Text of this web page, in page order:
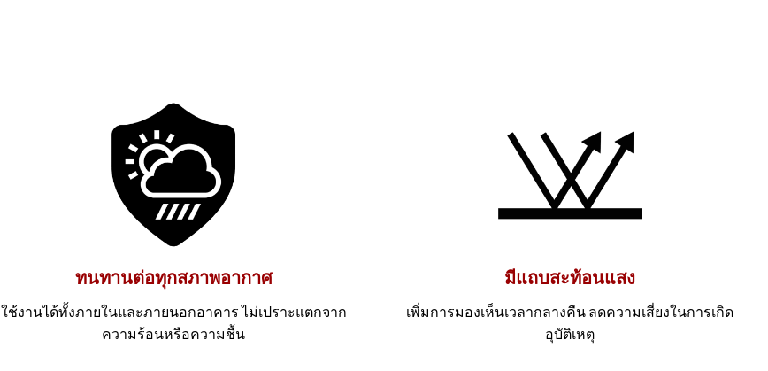
ทนทานต่อทุกสภาพอากาศ
ใช้งานได้ทั้งภายในและภายนอกอาคาร ไม่เปราะแตกจาก
ความร้อนหรือความชื้น
มีแถบสะท้อนแสง
เพิ่มการมองเห็นเวลากลางคืน ลดความเสี่ยงในการเกิด
อุบัติเหตุ